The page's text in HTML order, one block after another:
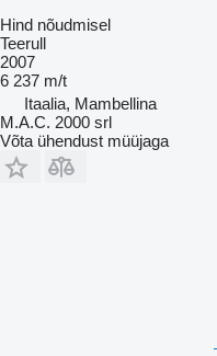
Hind nõudmisel
Teerull
2007
6 237 m/t
Itaalia, Mambellina
M.A.C. 2000 srl
Võta ühendust müüjaga